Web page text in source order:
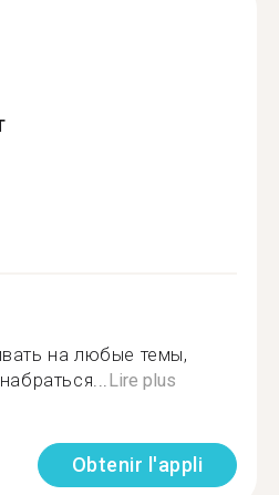
на любые темы,
Lire plus
Obtenir l'appli